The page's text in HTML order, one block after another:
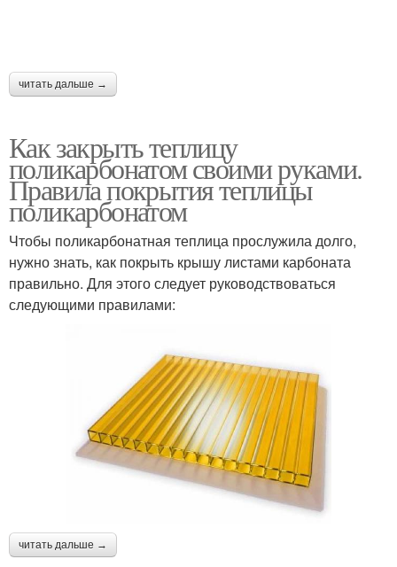
читать дальше →
Как закрыть теплицу
поликарбонатом своими руками.
Правила покрытия теплицы
поликарбонатом
Чтобы поликарбонатная теплица прослужила долго,
нужно знать, как покрыть крышу листами карбоната
правильно. Для этого следует руководствоваться
следующими правилами:
читать дальше →